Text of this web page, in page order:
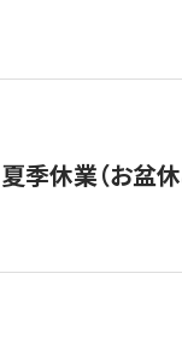
夏季休業（お盆